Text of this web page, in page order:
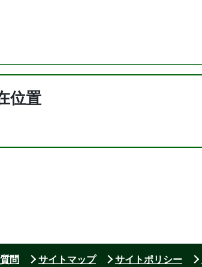
位置
問 サイトマップ サイトポリシー